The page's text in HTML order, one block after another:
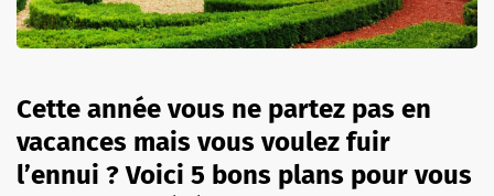
Cette année vous ne partez pas en
vacances mais vous voulez fuir
l’ennui ? Voici 5 bons plans pour vous